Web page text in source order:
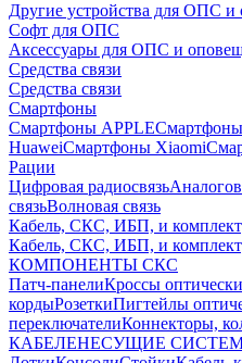
Другие устройства для ОПС и
Софт для ОПС
Аксессуары для ОПС и
Средства связи
Средства связи
Смартфоны
Смартфоны APPLE
HuaweiСмартфоны Xiaomi
Рации
Цифровая радиосвязь
связьВолновая связь
Кабель, СКС, ИБП, и
Кабель, СКС, ИБП, и
КОМПОНЕНТЫ СКС
Патч-панелиКроссы
кордыРозеткиПигтейлы
переключателиКоннекторы,
КАБЕЛЕНЕСУЩИЕ